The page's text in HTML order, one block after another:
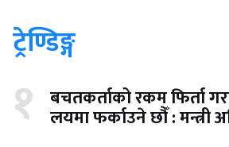
ट्रेण्डिङ्ग
१ बचतकर्ताको रकम फिर्ता
लयमा फर्काउने छौँ : मन्त्री